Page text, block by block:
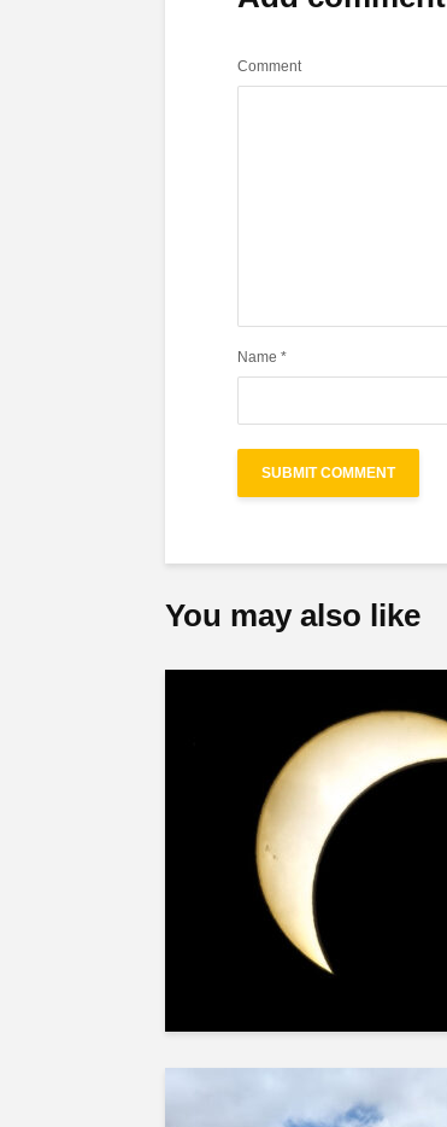
Comment
Name *
You may also like